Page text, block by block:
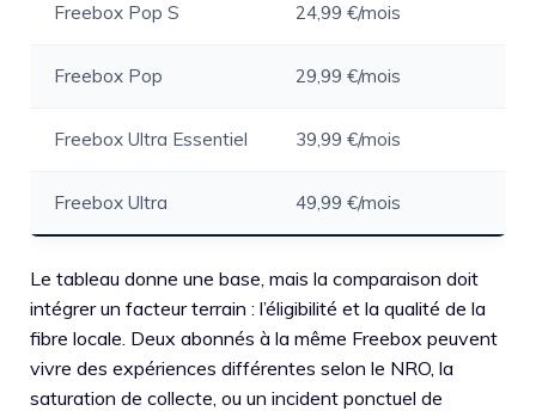
Freebox Pop S 24,99 €/mois
Freebox Pop 29,99 €/mois
Freebox Ultra Essentiel 39,99 €/mois
Freebox Ultra 49,99 €/mois
Le tableau donne une base, mais la comparaison doit
intégrer un facteur terrain : l’éligibilité et la qualité de la
fibre locale. Deux abonnés à la même Freebox peuvent
vivre des expériences différentes selon le NRO, la
saturation de collecte, ou un incident ponctuel de